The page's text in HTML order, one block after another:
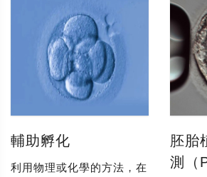
輔助孵化
利用物理或化學的方法，在
胚胎
測（